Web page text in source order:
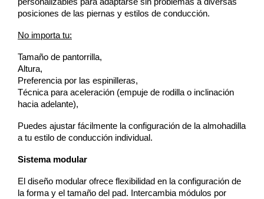
personalizables para adaptarse sin problemas a diversas
posiciones de las piernas y estilos de conducción.
No importa tu:
Tamaño de pantorrilla,
Altura,
Preferencia por las espinilleras,
Técnica para aceleración (empuje de rodilla o inclinación
hacia adelante),
Puedes ajustar fácilmente la configuración de la almohadilla
a tu estilo de conducción individual.
Sistema modular
El diseño modular ofrece flexibilidad en la configuración de
la forma y el tamaño del pad. Intercambia módulos por